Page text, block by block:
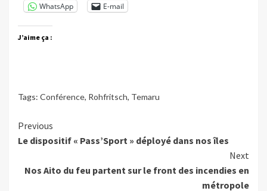
WhatsApp
E-mail
J’aime ça :
Tags: Conférence, Rohfritsch, Temaru
Continue
Reading
Previous
Le dispositif « Pass’Sport » déployé dans nos îles
Next
Nos Aito du feu partent sur le front des incendies en
métropole